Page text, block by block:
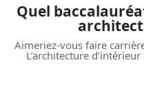
Quel
Aimeriez-vous faire
L’architecture